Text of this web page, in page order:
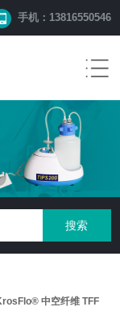
手机：13816550546
中空纤维 TFF